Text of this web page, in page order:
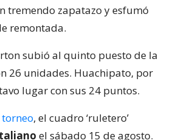
tremendo zapatazo y esfumó
remontada.
subió al quinto puesto de la
26 unidades. Huachipato, por
lugar con sus 24 puntos.
torneo, el cuadro ‘ruletero’
el sábado 15 de agosto.